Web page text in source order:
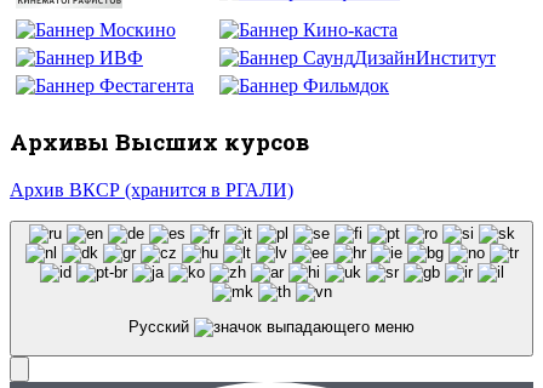
Архивы Высших курсов
Архив ВКСР (хранится в РГАЛИ)
Русский